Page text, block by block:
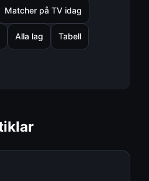
Matcher på TV idag
Alla lag Tabell